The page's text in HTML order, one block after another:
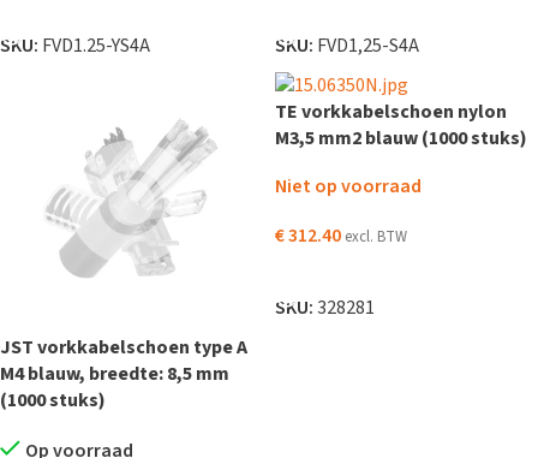
SKU: FVD1.25-YS4A SKU: FVD1,25-S4A
JST vorkkabelschoen type A
M4 blauw, breedte: 8,5 mm
(1000 stuks)
Op voorraad
TE vorkkabelschoen nylon
M3,5 mm2 blauw (1000 stuks)
Niet op voorraad
€312.40 excl. BTW
SKU:328281